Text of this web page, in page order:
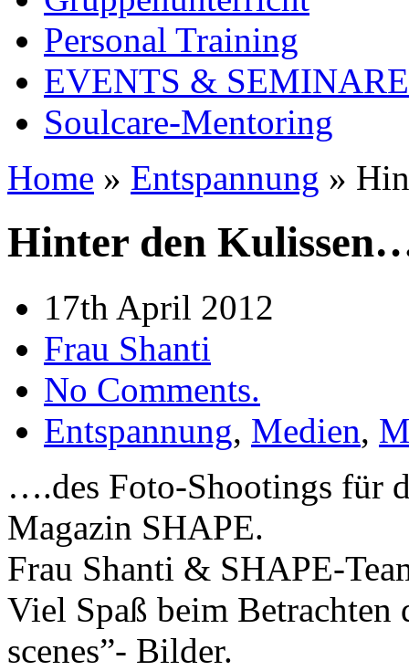
Personal Training
EVENTS & SEMINARE
Soulcare-Mentoring
Home » Entspannung »
Hinter den
17th April 2012
Frau Shanti
No Comments.
Entspannung, Medien,
….des Foto-Shootings für
Magazin SHAPE.
Frau Shanti & SHAPE-
Viel Spaß beim
scenes”- Bilder.